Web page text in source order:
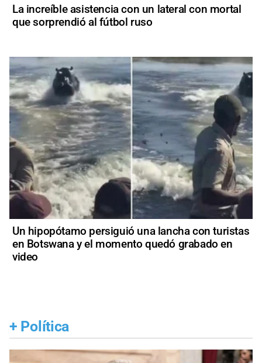
La increíble asistencia con un lateral con mortal
que sorprendió al fútbol ruso
Un hipopótamo persiguió una lancha con turistas
en Botswana y el momento quedó grabado en
video
+ Política